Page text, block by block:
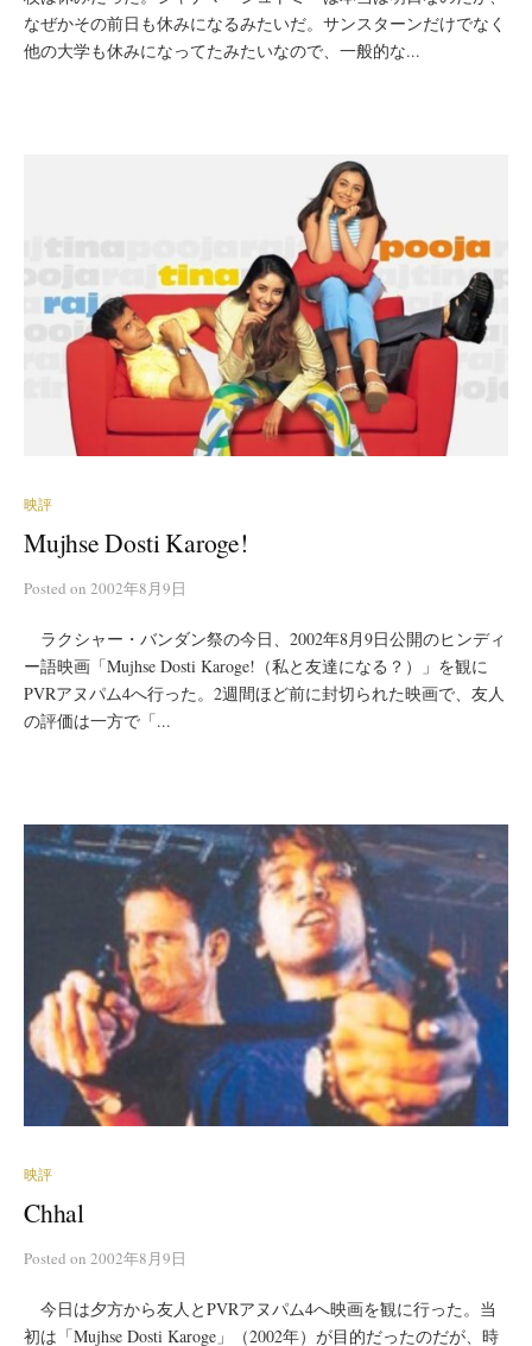
なぜかその前日も休みになるみたいだ。サンスターンだけでなく
他の大学も休みになってたみたいなので、一般的な...
映評
Mujhse Dosti Karoge!
Posted on 2002年8月9日
ラクシャー・バンダン祭の今日、2002年8月9日公開のヒンディ
ー語映画「Mujhse Dosti Karoge!（私と友達になる？）」を観に
PVRアヌパム4へ行った。2週間ほど前に封切られた映画で、友人
の評価は一方で「...
映評
Chhal
Posted on 2002年8月9日
今日は夕方から友人とPVRアヌパム4へ映画を観に行った。当
初は「Mujhse Dosti Karoge」（2002年）が目的だったのだが、時